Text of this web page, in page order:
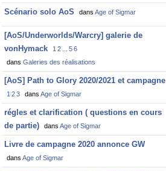
Scénario solo AoS dans Age of Sigmar
[AoS/Underworlds/Warcry] galerie de
vonHymack
1 2 56
dans Galeries des réalisations
[AoS] Path to Glory 2020/2021 et campagne
1 23 dans Age of Sigmar
régles et clarification ( questions en cours
de partie)
dans Age of Sigmar
Livre de campagne 2020 annonce GW
dans Age of Sigmar